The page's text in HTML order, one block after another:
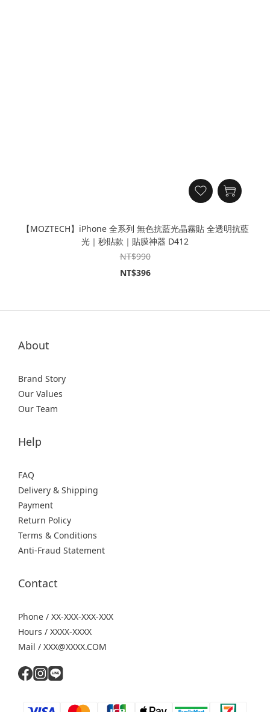
【MOZTECH】iPhone 全系列 無色抗藍光晶霧貼 全透明抗藍
光｜秒貼款｜貼膜神器 D412
NT$990
NT$396
About
Brand Story
Our Values
Our Team
Help
FAQ
Delivery & Shipping
Payment
Return Policy
Terms & Conditions
Anti-Fraud Statement
Contact
Phone / XX-XXX-XXX-XXX
Hours / XXXX-XXXX
Mail / XXX@XXXX.COM